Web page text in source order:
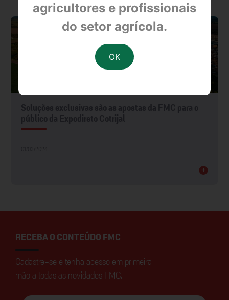
agricultores e profissionais
do setor agrícola.
+
RECEBA O CONTEÚDO FMC
Cadastre-se e tenha acesso em primeira
mão a todas as novidades FMC.